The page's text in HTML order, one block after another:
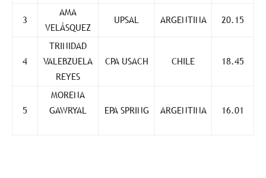
3
AMA
VELÁSQUEZ
UPSAL ARGENTINA 20.15
4
TRINIDAD
VALEBZUELA
REYES
CPA USACH CHILE 18.45
5
MORENA
GAWRYAL
EPA SPRING ARGENTINA 16.01